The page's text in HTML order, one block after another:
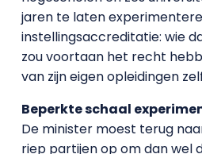
jaren te laten
instellingsaccreditatie: wie
zou voortaan het recht
van zijn eigen opleidingen
Beperkte schaal
De minister moest terug
riep partijen op om dan wel